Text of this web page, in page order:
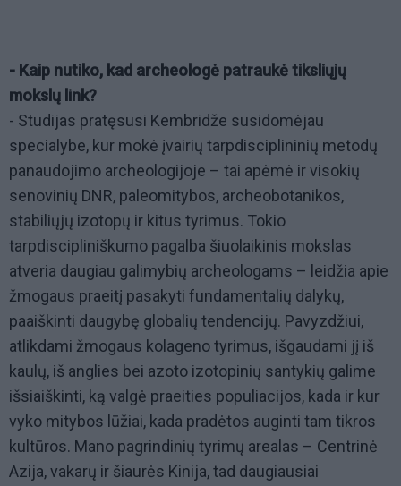
- Kaip nutiko, kad archeologė patraukė tiksliųjų
mokslų link?
- Studijas pratęsusi Kembridže susidomėjau
specialybe, kur mokė įvairių tarpdisciplininių metodų
panaudojimo archeologijoje – tai apėmė ir visokių
senovinių DNR, paleomitybos, archeobotanikos,
stabiliųjų izotopų ir kitus tyrimus. Tokio
tarpdiscipliniškumo pagalba šiuolaikinis mokslas
atveria daugiau galimybių archeologams – leidžia apie
žmogaus praeitį pasakyti fundamentalių dalykų,
paaiškinti daugybę globalių tendencijų. Pavyzdžiui,
atlikdami žmogaus kolageno tyrimus, išgaudami jį iš
kaulų, iš anglies bei azoto izotopinių santykių galime
išsiaiškinti, ką valgė praeities populiacijos, kada ir kur
vyko mitybos lūžiai, kada pradėtos auginti tam tikros
kultūros. Mano pagrindinių tyrimų arealas – Centrinė
Azija, vakarų ir šiaurės Kinija, tad daugiausiai